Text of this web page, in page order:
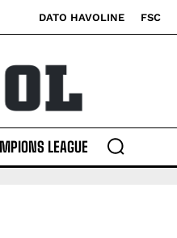
DATO HAVOLINE FSC
LEAGUE